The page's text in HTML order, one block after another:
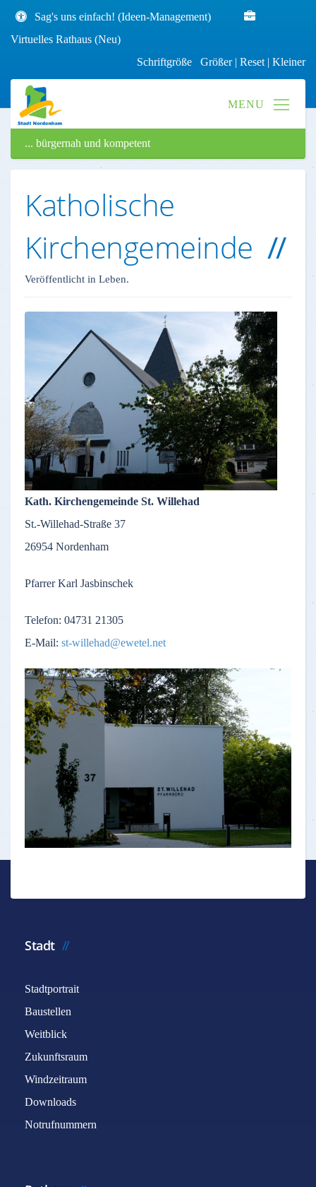
Sag's uns einfach! (Ideen-Management)
Virtuelles Rathaus (Neu)
Schriftgröße Größer| Reset | Kleiner
... bürgernah und kompetent
Katholische
Kirchengemeinde
Veröffentlicht in Leben.
Kath. Kirchengemeinde St. Willehad
St.-Willehad-Straße 37
26954 Nordenham
Pfarrer Karl Jasbinschek
Telefon: 04731 21305
E-Mail: st-willehad@ewetel.net
Stadt
Stadtportrait
Baustellen
Weitblick
Zukunftsraum
Windzeitraum
Downloads
Notrufnummern